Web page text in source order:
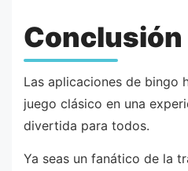
Conclusión
Las aplicaciones de bingo
juego clásico en una
divertida para todos.
Ya seas un fanático de la